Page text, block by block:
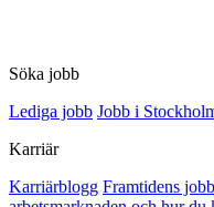
Söka jobb
Lediga jobb Jobb i
Karriär
Karriärblogg Framtidens